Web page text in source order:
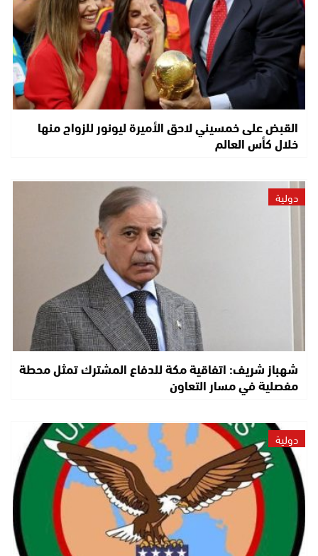
القبض على خمسيني لاحق الأميرة ليونور للزواج منها
خلال كأس العالم
دولية
شهباز شريف: اتفاقية مكة للدفاع المشترك تمثل محطة
مفصلية في مسار التعاون
دولية